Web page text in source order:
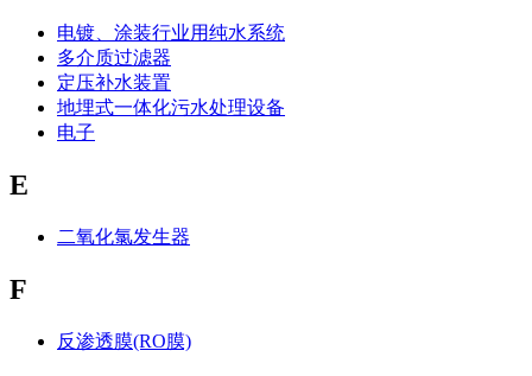
电镀、涂装行业用纯水系统
多介质过滤器
定压补水装置
地埋式一体化污水处理设备
电子
E
二氧化氯发生器
F
反渗透膜(RO膜)